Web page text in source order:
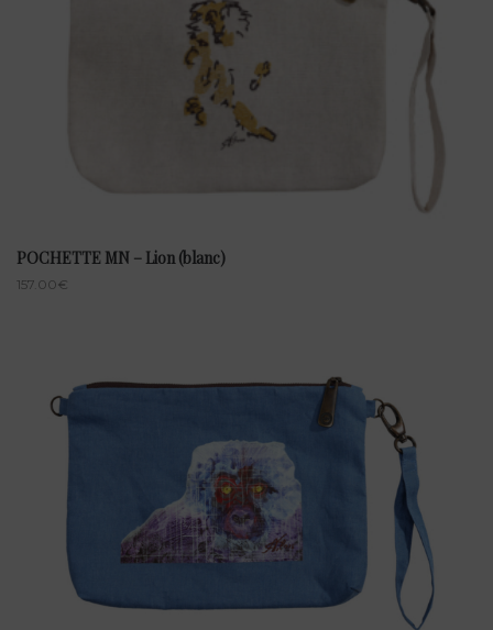
POCHETTE MN – Lion (blanc)
157.00€